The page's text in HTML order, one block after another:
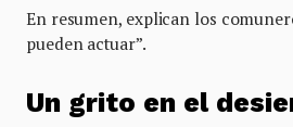
En resumen, explican los
pueden actuar”.
Un grito en el